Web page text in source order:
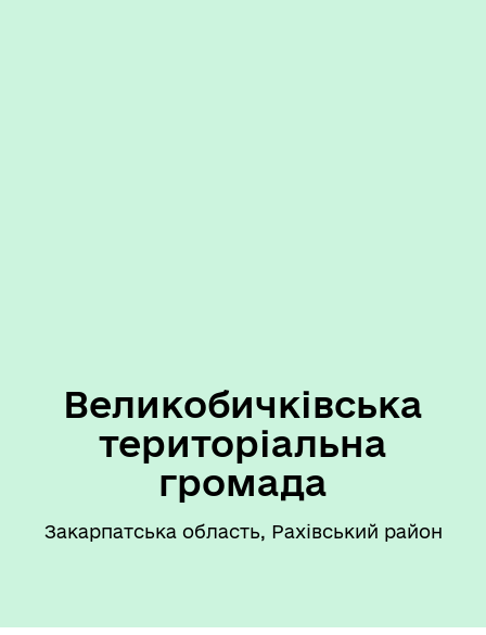
Великобичківська
територіальна
громада
Закарпатська область, Рахівський район